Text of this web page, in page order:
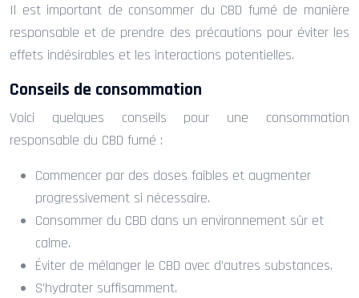
Il est important de consommer du CBD fumé de manière
responsable et de prendre des précautions pour éviter les
effets indésirables et les interactions potentielles.
Conseils de consommation
Voici quelques conseils pour une consommation
responsable du CBD fumé :
Commencer par des doses faibles et augmenter
progressivement si nécessaire.
Consommer du CBD dans un environnement sûr et
calme.
Éviter de mélanger le CBD avec d’autres substances.
S’hydrater suffisamment.